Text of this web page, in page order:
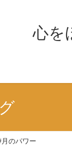
心を
月のパワー